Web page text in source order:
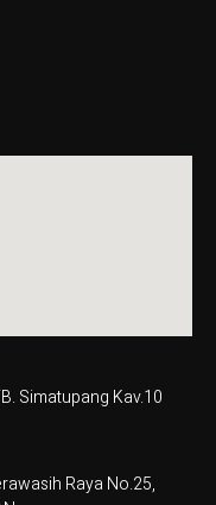
Simatupang Kav.10
Raya No.25,